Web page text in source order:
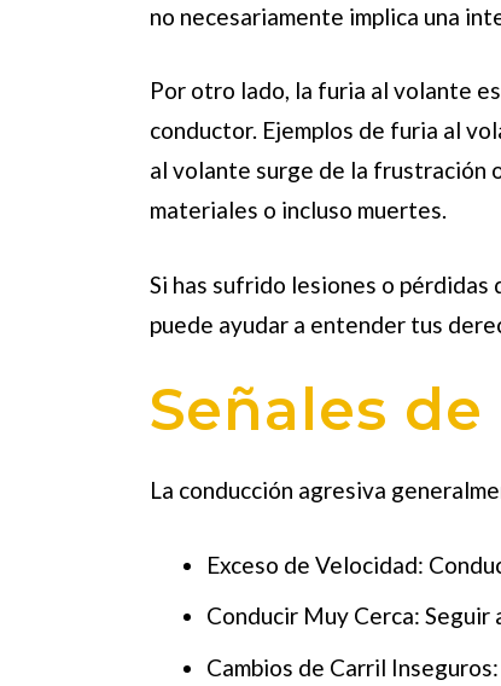
no necesariamente implica una
Por otro lado, la furia al volante
conductor. Ejemplos de furia al
al volante surge de la frustración
materiales o incluso muertes.
Si has sufrido lesiones o
puede ayudar a entender tus
Señales
La conducción agresiva
Exceso de Velocidad:
Conducir Muy Cerca: Seguir
Cambios de Carril Inseguros: